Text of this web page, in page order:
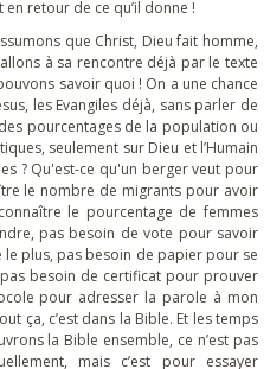
en retour de ce qu’il donne !
que Christ, Dieu fait homme,
à sa rencontre déjà par le texte
savoir quoi ! On a une chance
les Evangiles déjà, sans parler de
pourcentages de la population ou
seulement sur Dieu et l’Humain
? Qu'est-ce qu'un berger veut pour
le nombre de migrants pour avoir
le pourcentage de femmes
pas besoin de vote pour savoir
plus, pas besoin de papier pour se
besoin de certificat pour prouver
pour adresser la parole à mon
ça, c’est dans la Bible. Et les temps
la Bible ensemble, ce n’est pas
mais c’est pour essayer